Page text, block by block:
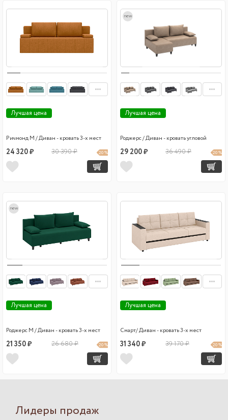
Лучшая цена
Ричмонд М / Диван - кровать 3-х мест
24 320 ₽ 30 390 ₽ 20 %
new
Лучшая цена
Роджерс / Диван - кровать угловой
29 200 ₽ 36 490 ₽ 20 %
new
Лучшая цена
Роджерс М / Диван - кровать 3-х мест
21 350 ₽ 26 680 ₽ 20 %
Лучшая цена
Смарт/ Диван - кровать 3-х мест
31 340 ₽ 39 170 ₽ 20 %
Лидеры продаж